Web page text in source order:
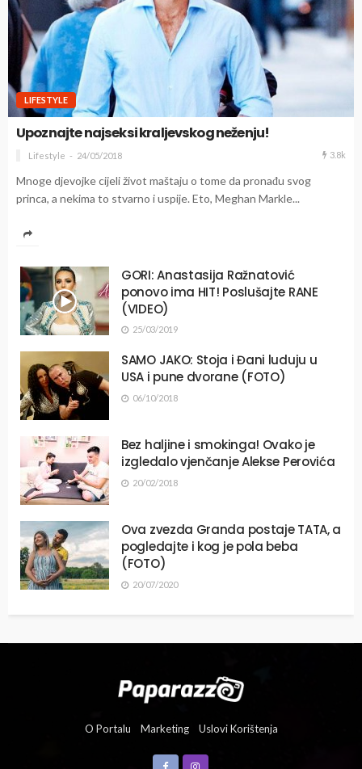
LIFESTYLE
Upoznajte najseksi kraljevskog neženju!
Lifestyle 24/05/2018 3.8k
Mnoge djevojke cijeli život maštaju o tome da pronađu svog
princa, a nekima to stvarno i uspije. Eto, Meghan Markle...
GORI: Anastasija Ražnatović
ponovo ima HIT! Poslušajte RANE
(VIDEO)
25/03/2019
SAMO JAKO: Stoja i Đani luduju u
USA i pune dvorane (FOTO)
06/10/2018
Bez haljine i smokinga! Ovako je
izgledalo vjenčanje Alekse Perovića
20/02/2018
Ova zvezda Granda postaje TATA, a
pogledajte i kog je pola beba
(FOTO)
20/07/2020
O Portalu Marketing Uslovi Korištenja